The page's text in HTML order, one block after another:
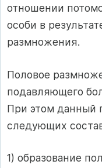
отношении
особи в
размножения.
Половое
подавляющего
При этом данный
следующих
1) образование